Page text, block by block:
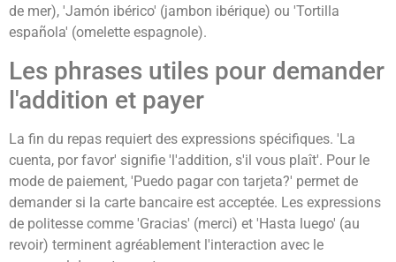
de mer), 'Jamón ibérico' (jambon ibérique) ou 'Tortilla
española' (omelette espagnole).
Les phrases utiles pour demander
l'addition et payer
La fin du repas requiert des expressions spécifiques. 'La
cuenta, por favor' signifie 'l'addition, s'il vous plaît'. Pour le
mode de paiement, 'Puedo pagar con tarjeta?' permet de
demander si la carte bancaire est acceptée. Les expressions
de politesse comme 'Gracias' (merci) et 'Hasta luego' (au
revoir) terminent agréablement l'interaction avec le